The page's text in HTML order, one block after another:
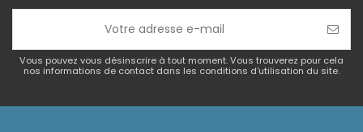
Vous pouvez vous désinscrire à tout moment. Vous trouverez pour cela
nos informations de contact dans les conditions d'utilisation du site.